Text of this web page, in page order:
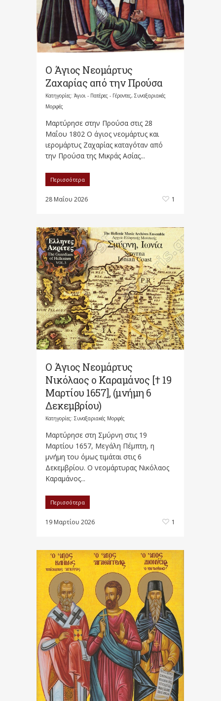
Ο Άγιος Νεομάρτυς
Ζαχαρίας από την Προύσα
Κατηγορίες: Άγιοι - Πατέρες - Γέροντες, Συναξαριακές
Μορφές
Μαρτύρησε στην Προύσα στις 28
Μαΐου 1802 Ο άγιος νεομάρτυς και
ιερομάρτυς Ζαχαρίας καταγόταν από
την Προύσα της Μικράς Ασίας...
Περισσότερα
28 Μαΐου 2026 1
Ο Άγιος Νεομάρτυς
Νικόλαος ο Καραμάνος [† 19
Μαρτίου 1657], (μνήμη 6
Δεκεμβρίου)
Κατηγορίες: Συναξαριακές Μορφές
Μαρτύρησε στη Σμύρνη στις 19
Μαρτίου 1657, Μεγάλη Πέμπτη, η
μνήμη του όμως τιμάται στις 6
Δεκεμβρίου. Ο νεομάρτυρας Νικόλαος
Καραμάνος...
Περισσότερα
19 Μαρτίου 2026 1